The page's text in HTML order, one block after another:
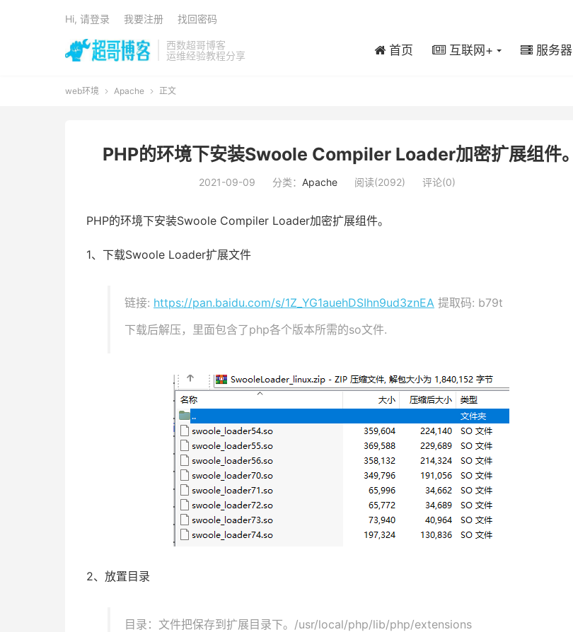
西数超哥博客
运维经验教程分享
首页 互联网+ 服务器
Hi, 请登录 我要注册 找回密码
web环境  Apache  正文
PHP的环境下安装Swoole Compiler Loader加密扩展组件。
2021-09-09 分类： Apache 阅读(2092) 评论(0)
PHP的环境下安装Swoole Compiler Loader加密扩展组件。
1、下载Swoole Loader扩展文件
链接: https://pan.baidu.com/s/1Z_YG1auehDSIhn9ud3znEA 提取码: b79t
下载后解压，里面包含了php各个版本所需的so文件.
2、放置目录
目录：文件把保存到扩展目录下。/usr/local/php/lib/php/extensions